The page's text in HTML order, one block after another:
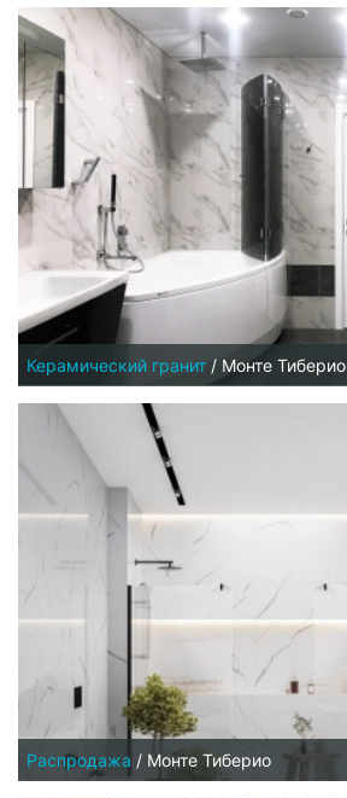
Керамический гранит / Монте Тиберио
Распродажа / Монте Тиберио